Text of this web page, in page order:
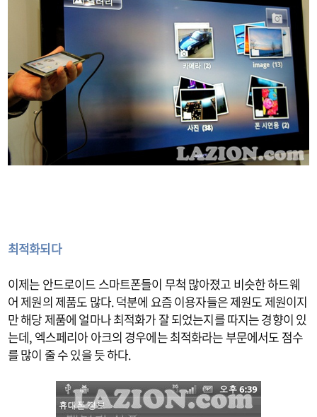
최적화되다
이제는 안드로이드 스마트폰들이 무척 많아졌고 비슷한 하드웨
어 제원의 제품도 많다. 덕분에 요즘 이용자들은 제원도 제원이지
만 해당 제품에 얼마나 최적화가 잘 되었는지를 따지는 경향이 있
는데, 엑스페리아 아크의 경우에는 최적화라는 부문에서도 점수
를 많이 줄 수 있을 듯 하다.